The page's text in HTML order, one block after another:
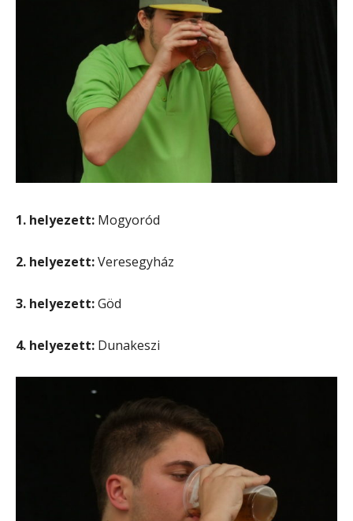
1. helyezett: Mogyoród
2. helyezett:Veresegyház
3. helyezett:Göd
4. helyezett: Dunakeszi